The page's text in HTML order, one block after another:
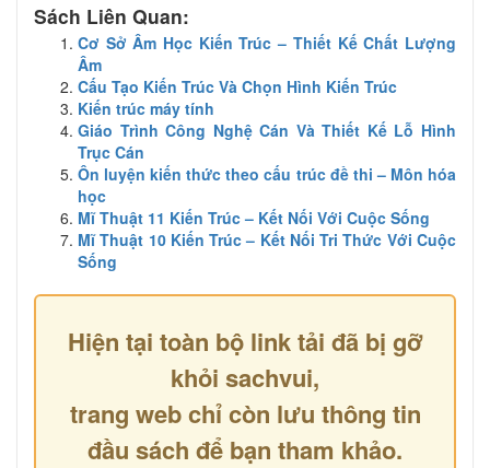
Sách Liên Quan:
Cơ Sở Âm Học Kiến Trúc – Thiết Kế Chất Lượng
Âm
Cấu Tạo Kiến Trúc Và Chọn Hình Kiến Trúc
Kiến trúc máy tính
Giáo Trình Công Nghệ Cán Và Thiết Kế Lỗ Hình
Trục Cán
Ôn luyện kiến thức theo cấu trúc đề thi – Môn hóa
học
Mĩ Thuật 11 Kiến Trúc – Kết Nối Với Cuộc Sống
Mĩ Thuật 10 Kiến Trúc – Kết Nối Tri Thức Với Cuộc
Sống
Hiện tại toàn bộ link tải đã bị gỡ
khỏi sachvui,
trang web chỉ còn lưu thông tin
đầu sách để bạn tham khảo.